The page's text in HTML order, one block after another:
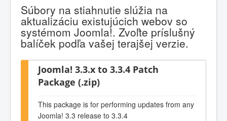
Súbory na stiahnutie slúžia na
aktualizáciu existujúcich webov so
systémom Joomla!. Zvoľte príslušný
balíček podľa vašej terajšej verzie.
Joomla! 3.3.x to 3.3.4 Patch
Package (.zip)
This package is for performing updates from any
Joomla! 3.3 release to 3.3.4